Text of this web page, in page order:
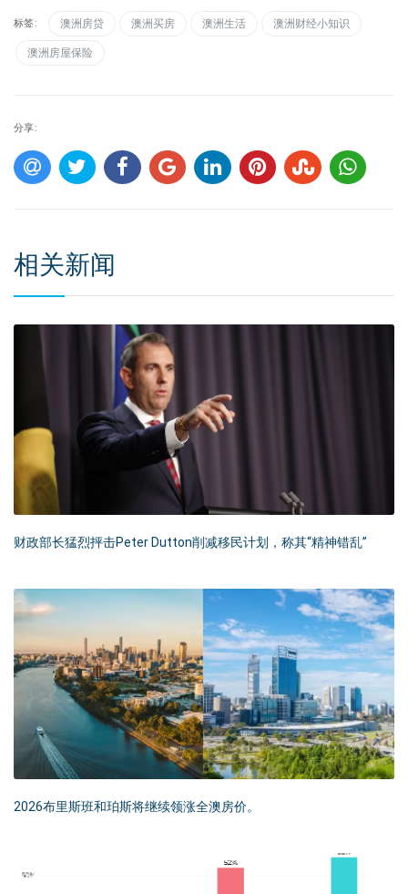
标签: 澳洲房贷 澳洲买房 澳洲生活 澳洲财经小知识
澳洲房屋保险
分享:
相关新闻
财政部长猛烈抨击Peter Dutton削减移民计划，称其“精神错乱”
2026布里斯班和珀斯将继续领涨全澳房价。